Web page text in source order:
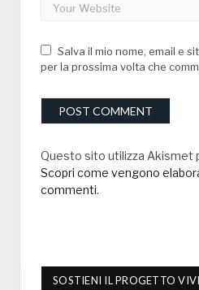
Salva il mio nome, email e
per la prossima volta che
Questo sito utilizza Akismet
Scopri come vengono
commenti.
SOSTIENI IL PROGETTO